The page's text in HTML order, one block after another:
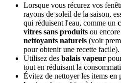
Lorsque vous récurez vos
rayons de soleil de la saison,
qui réduisent l'eau, comme un
vitres sans produits ou
nettoyants naturels (voir
pour obtenir une recette facile).
Utilisez des balais vapeur
tout en réduisant la
Évitez de nettoyer les items en